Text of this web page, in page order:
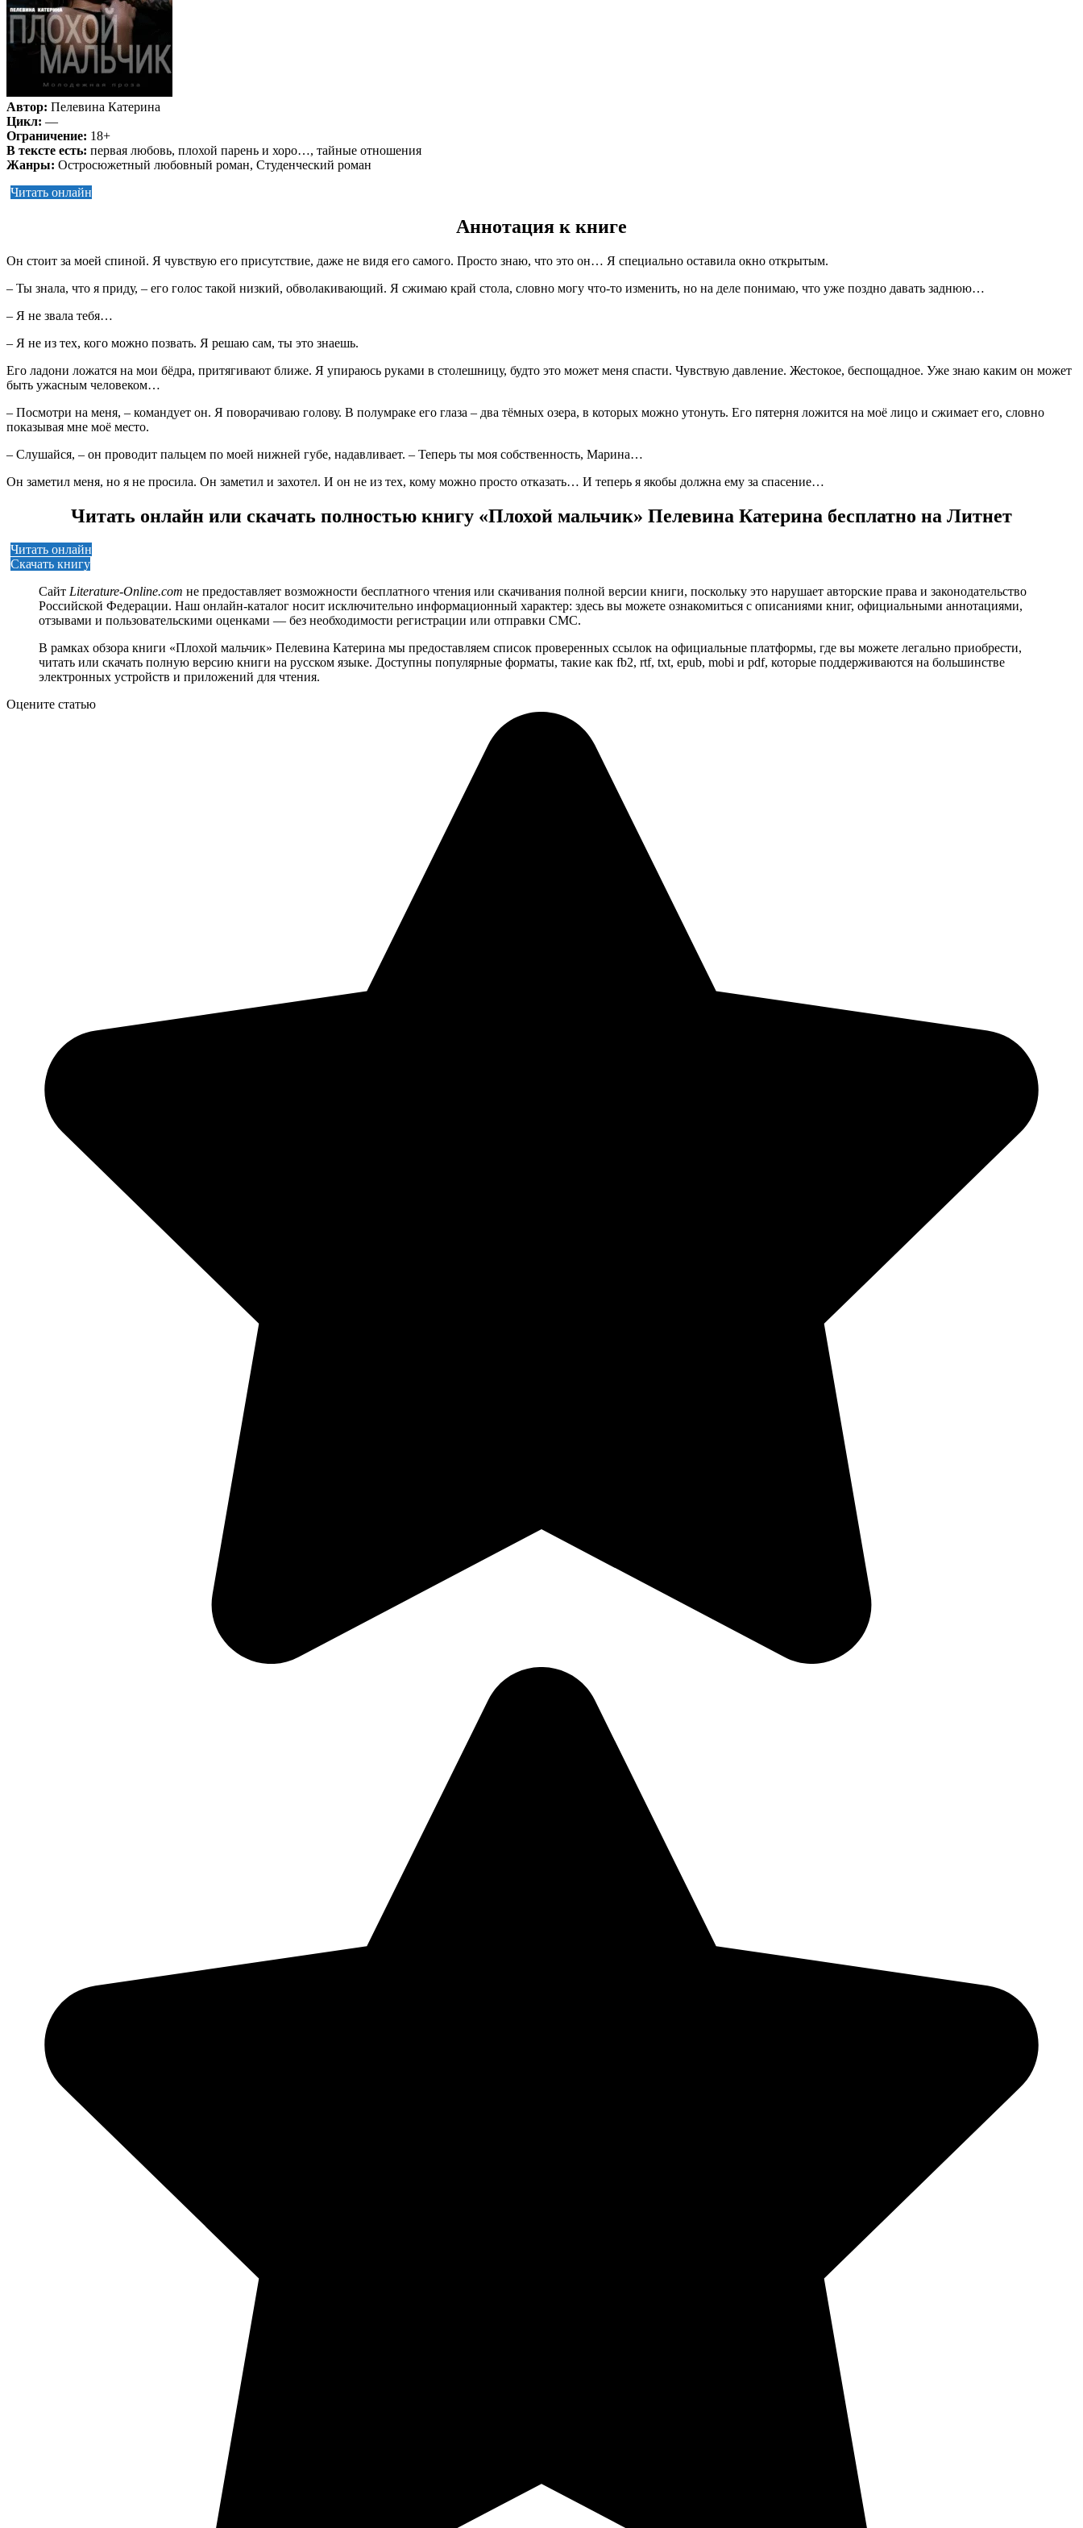
Автор: Пелевина Катерина
Цикл: —
Ограничение: 18+
В тексте есть: первая любовь, плохой парень и хоро…, тайные отношения
Жанры: Остросюжетный любовный роман, Студенческий роман
Читать онлайн
Аннотация к книге
Он стоит за моей спиной. Я чувствую его присутствие, даже не видя его самого. Просто знаю, что это он… Я специально оставила окно открытым.
– Ты знала, что я приду, – его голос такой низкий, обволакивающий. Я сжимаю край стола, словно могу что-то изменить, но на деле понимаю, что уже поздно давать заднюю…
– Я не звала тебя…
– Я не из тех, кого можно позвать. Я решаю сам, ты это знаешь.
Его ладони ложатся на мои бёдра, притягивают ближе. Я упираюсь руками в столешницу, будто это может меня спасти. Чувствую давление. Жестокое, беспощадное. Уже знаю каким он может
быть ужасным человеком…
– Посмотри на меня, – командует он. Я поворачиваю голову. В полумраке его глаза – два тёмных озера, в которых можно утонуть. Его пятерня ложится на моё лицо и сжимает его, словно
показывая мне моё место.
– Слушайся, – он проводит пальцем по моей нижней губе, надавливает. – Теперь ты моя собственность, Марина…
Он заметил меня, но я не просила. Он заметил и захотел. И он не из тех, кому можно просто отказать… И теперь я якобы должна ему за спасение…
Читать онлайн или скачать полностью книгу «Плохой мальчик» Пелевина Катерина бесплатно на Литнет
Читать онлайн
Скачать книгу
Сайт Literature-Online.com не предоставляет возможности бесплатного чтения или скачивания полной версии книги, поскольку это нарушает авторские права и законодательство
Российской Федерации. Наш онлайн-каталог носит исключительно информационный характер: здесь вы можете ознакомиться с описаниями книг, официальными аннотациями,
отзывами и пользовательскими оценками — без необходимости регистрации или отправки СМС.
В рамках обзора книги «Плохой мальчик» Пелевина Катерина мы предоставляем список проверенных ссылок на официальные платформы, где вы можете легально приобрести,
читать или скачать полную версию книги на русском языке. Доступны популярные форматы, такие как fb2, rtf, txt, epub, mobi и pdf, которые поддерживаются на большинстве
электронных устройств и приложений для чтения.
Оцените статью